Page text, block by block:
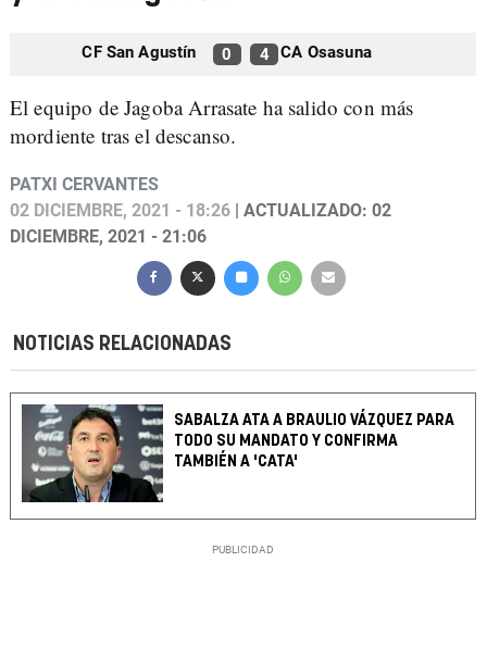
CF San Agustín 0 4 CA Osasuna
El equipo de Jagoba Arrasate ha salido con más
mordiente tras el descanso.
PATXI CERVANTES
02 DICIEMBRE, 2021 - 18:26 | ACTUALIZADO: 02
DICIEMBRE, 2021 - 21:06
NOTICIAS RELACIONADAS
SABALZA ATA A BRAULIO VÁZQUEZ PARA
TODO SU MANDATO Y CONFIRMA
TAMBIÉN A 'CATA'